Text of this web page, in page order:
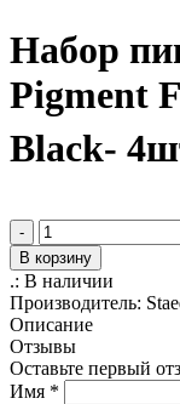
Набор
Pigment
Black-
-
В корзину
.: В наличии
Производитель:
Описание
Отзывы
Оставьте первый
Имя *